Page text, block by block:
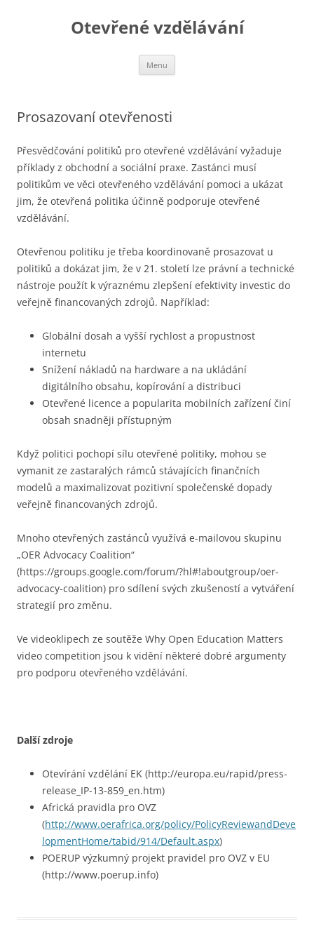
Otevřené vzdělávání
Menu
Prosazovaní otevřenosti
Přesvědčování politiků pro otevřené vzdělávání vyžaduje
příklady z obchodní a sociální praxe. Zastánci musí
politikům ve věci otevřeného vzdělávání pomoci a ukázat
jim, že otevřená politika účinně podporuje otevřené
vzdělávání.
Otevřenou politiku je třeba koordinovaně prosazovat u
politiků a dokázat jim, že v 21. století lze právní a technické
nástroje použít k výraznému zlepšení efektivity investic do
veřejně financovaných zdrojů. Například:
Globální dosah a vyšší rychlost a propustnost
internetu
Snížení nákladů na hardware a na ukládání
digitálního obsahu, kopírování a distribuci
Otevřené licence a popularita mobilních zařízení činí
obsah snadněji přístupným
Když politici pochopí sílu otevřené politiky, mohou se
vymanit ze zastaralých rámců stávajících finančních
modelů a maximalizovat pozitivní společenské dopady
veřejně financovaných zdrojů.
Mnoho otevřených zastánců využívá e-mailovou skupinu
„OER Advocacy Coalition“
(https://groups.google.com/forum/?hl#!aboutgroup/oer-
advocacy-coalition) pro sdílení svých zkušeností a vytváření
strategií pro změnu.
Ve videoklipech ze soutěže Why Open Education Matters
video competition jsou k vidění některé dobré argumenty
pro podporu otevřeného vzdělávání.
Další zdroje
Otevírání vzdělání EK (http://europa.eu/rapid/press-
release_IP-13-859_en.htm)
Africká pravidla pro OVZ
(http://www.oerafrica.org/policy/PolicyReviewandDeve
lopmentHome/tabid/914/Default.aspx)
POERUP výzkumný projekt pravidel pro OVZ v EU
(http://www.poerup.info)